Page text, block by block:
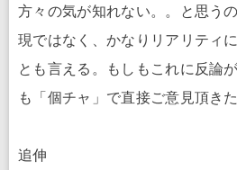
方々の気が知れない。。と思う
現ではなく、かなりリアリティ
とも言える。もしもこれに反論
も「個チャ」で直接ご意見頂きた
追伸